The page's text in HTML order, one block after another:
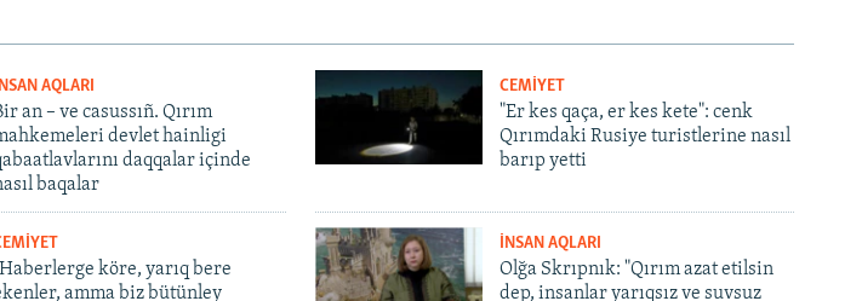
İNSAN AQLARI
an – ve casussıñ. Qırım
devlet hainligi
daqqalar içinde
baqalar
CEMİYET
"Er kes qaça, er kes kete": cenk
Qırımdaki Rusiye turistlerine nasıl
barıp yetti
köre, yarıq bere
amma biz bütünley
İNSAN AQLARI
Olğa Skrıpnık: "Qırım azat etilsin
dep, insanlar yarıqsız ve suvsuz